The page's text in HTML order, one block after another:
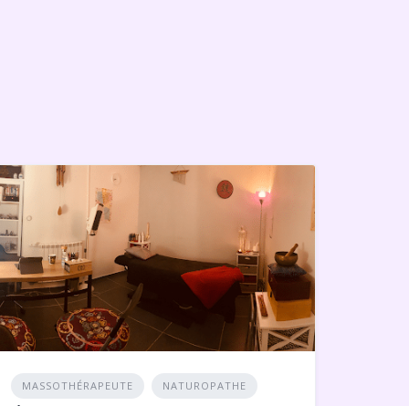
MASSOTHÉRAPEUTE NATUROPATHE